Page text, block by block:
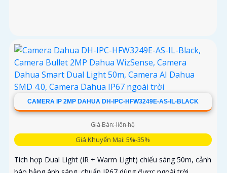
CAMERA IP 2MP DAHUA DH-IPC-HFW3249E-AS-IL-BLACK
Giá Bán: liên hệ
Giá Khuyến Mại: 5%-35%
Tích hợp Dual Light (IR + Warm Light) chiếu sáng 50m, cảnh